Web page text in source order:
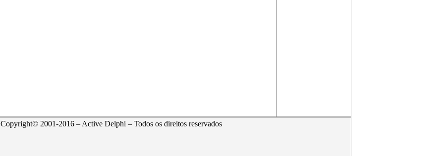
Copyright© 2001-2016 – Active Delphi – Todos os direitos reservados